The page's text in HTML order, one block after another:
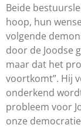
Beide
hoop, hun
volgende
door de Joodse
maar dat het
voortkomt”. Hij
onderkend
probleem voor
onze